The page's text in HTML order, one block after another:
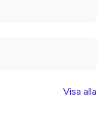
Visa alla